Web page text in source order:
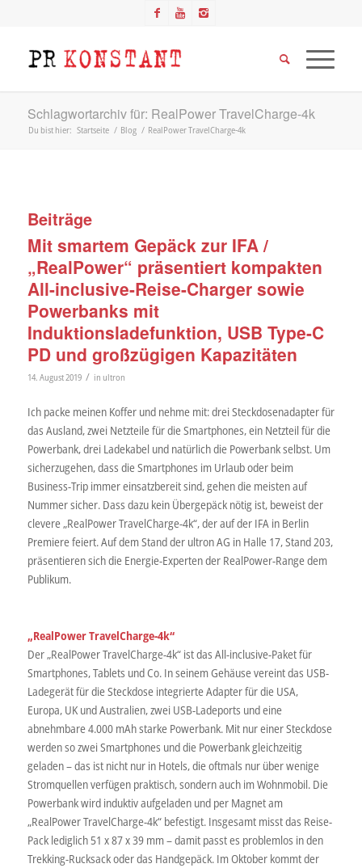
Schlagwortarchiv für: RealPower TravelCharge-4k
Du bist hier: Startseite / Blog / RealPower TravelCharge-4k
Beiträge
Mit smartem Gepäck zur IFA /
„RealPower“ präsentiert kompakten
All-inclusive-Reise-Charger sowie
Powerbanks mit
Induktionsladefunktion, USB Type-C
PD und großzügigen Kapazitäten
14. August 2019 / in ultron
Ich packe meinen Koffer und nehme mit: drei Steckdosenadapter für
das Ausland, zwei Netzteile für die Smartphones, ein Netzteil für die
Powerbank, drei Ladekabel und natürlich die Powerbank selbst. Um
sicherzugehen, dass die Smartphones im Urlaub oder beim
Business-Trip immer einsatzbereit sind, gehen die meisten auf
Nummer sicher. Dass dazu kein Übergepäck nötig ist, beweist der
clevere „RealPower TravelCharge-4k“, der auf der IFA in Berlin
Premiere feiert. Auf dem Stand der ultron AG in Halle 17, Stand 203,
präsentieren sich die Energie-Experten der RealPower-Range dem
Publikum.
„RealPower TravelCharge-4k“
Der „RealPower TravelCharge-4k“ ist das All-inclusive-Paket für
Smartphones, Tablets und Co. In seinem Gehäuse vereint das USB-
Ladegerät für die Steckdose integrierte Adapter für die USA,
Europa, UK und Australien, zwei USB-Ladeports und eine
abnehmbare 4.000 mAh starke Powerbank. Mit nur einer Steckdose
werden so zwei Smartphones und die Powerbank gleichzeitig
geladen – das ist nicht nur in Hotels, die oftmals nur über wenige
Stromquellen verfügen praktisch, sondern auch im Wohnmobil. Die
Powerbank wird induktiv aufgeladen und per Magnet am
„RealPower TravelCharge-4k“ befestigt. Insgesamt misst das Reise-
Pack lediglich 51 x 87 x 39 mm – damit passt es problemlos in den
Trekking-Rucksack oder das Handgepäck. Im Oktober kommt der